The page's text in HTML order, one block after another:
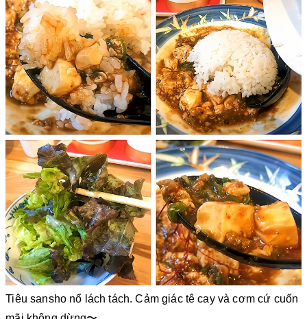
Tiêu sansho nổ lách tách. Cảm giác tê cay và cơm cứ cuốn